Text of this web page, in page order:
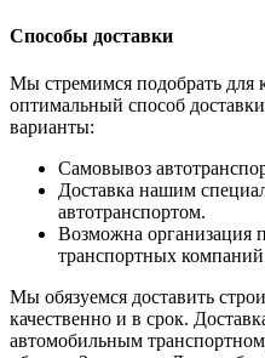
Способы доставки
Мы стремимся подобрать для
оптимальный способ
варианты:
Самовывоз
Доставка нашим
автотранспортом.
Возможна организация
транспортных
Мы обязуемся доставить
качественно и в срок.
автомобильным